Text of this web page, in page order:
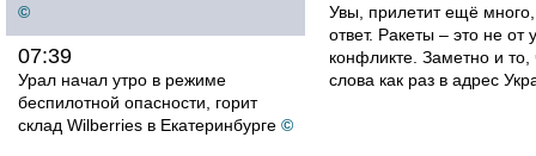
©
07:39
Урал начал утро в режиме
беспилотной опасности, горит
склад Wilberries в Екатеринбурге ©
Увы, прилетит ещё
ответ. Ракеты – это не от
конфликте. Заметно и
слова как раз в адрес